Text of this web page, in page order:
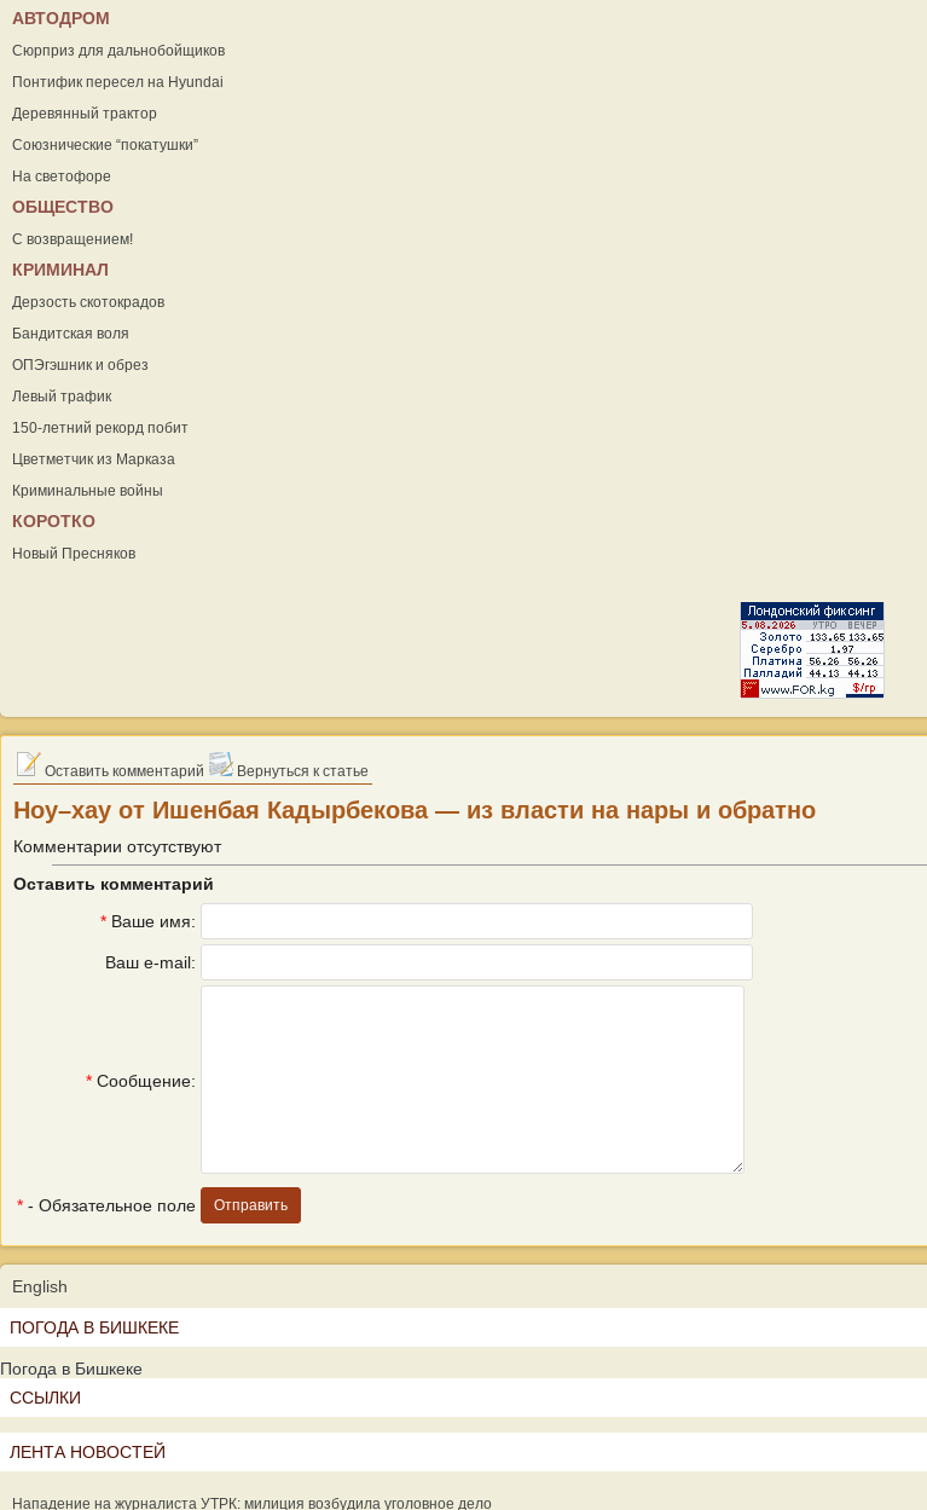
АВТОДРОМ
Сюрприз для дальнобойщиков
Понтифик пересел на Hyundai
Деревянный трактор
Союзнические “покатушки”
На светофоре
ОБЩЕСТВО
С возвращением!
КРИМИНАЛ
Дерзость скотокрадов
Бандитская воля
ОПЭгэшник и обрез
Левый трафик
150-летний рекорд побит
Цветметчик из Марказа
Криминальные войны
КОРОТКО
Новый Пресняков
Оставить комментарий Вернуться к статье
Ноу–хау от Ишенбая Кадырбекова — из власти на нары и обратно
Комментарии отсутствуют
Оставить комментарий
* Ваше имя:
Ваш e-mail:
* Сообщение:
* - Обязательное поле
English
ПОГОДА В БИШКЕКЕ
Погода в Бишкеке
ССЫЛКИ
ЛЕНТА НОВОСТЕЙ
Нападение на журналиста УТРК: милиция возбудила уголовное дело